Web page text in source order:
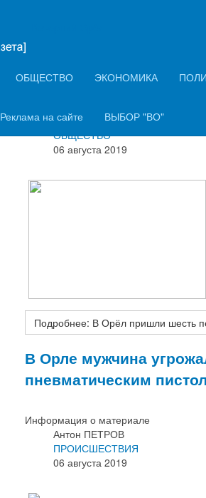
ОБЩЕСТВО ЭКОНОМИКА
Реклама на сайте ВЫБОР "ВО"
В Орёл пришли шесть
Антон ПЕТРОВ
ОБЩЕСТВО
06 августа 2019
Подробнее: В Орёл пришли шесть
В Орле мужчина
пневматическим
Информация о материале
Антон ПЕТРОВ
ПРОИСШЕСТВИЯ
06 августа 2019